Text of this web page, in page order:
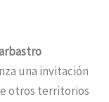
una invitación
otros territorios